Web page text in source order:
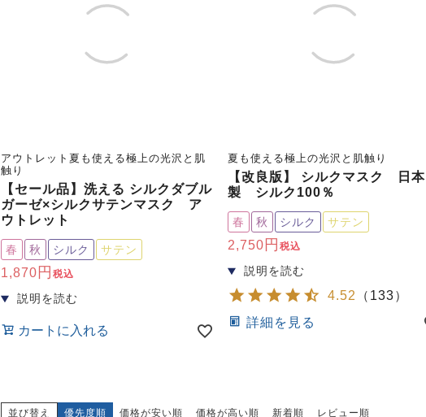
アウトレット夏も使える極上の光沢と肌
触り
【セール品】洗える シルクダブル
ガーゼ×シルクサテンマスク ア
ウトレット
春 秋 シルク サテン
1,870 税込
カートに入れる
夏も使える極上の光沢と肌触り
【改良版】 シルクマスク 日本
製 シルク100％
春 秋 シルク サテン
2,750 税込
4.52 （ 133）
詳細を見る
並び替え 優先度順 価格が安い順 価格が高い順 新着順 レビュー順